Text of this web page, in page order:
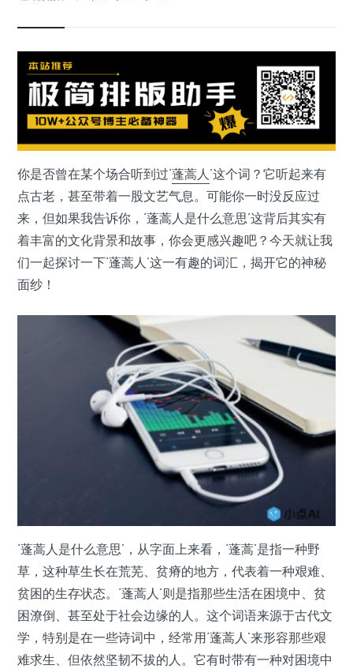
你是否曾在某个场合听到过‘蓬蒿人 ’这个词？它听起来有
点古老，甚至带着一股文艺气息。可能你一时没反应过
来，但如果我告诉你，‘蓬蒿人是什么意思’这背后其实有
着丰富的文化背景和故事，你会更感兴趣吧？今天就让我
们一起探讨一下‘蓬蒿人’这一有趣的词汇，揭开它的神秘
面纱！
‘蓬蒿人是什么意思’，从字面上来看，‘蓬蒿’是指一种野
草，这种草生长在荒芜、贫瘠的地方，代表着一种艰难、
贫困的生存状态。‘蓬蒿人’则是指那些生活在困境中、贫
困潦倒、甚至处于社会边缘的人。这个词语来源于古代文
学，特别是在一些诗词中，经常用‘蓬蒿人’来形容那些艰
难求生、但依然坚韧不拔的人。它有时带有一种对困境中